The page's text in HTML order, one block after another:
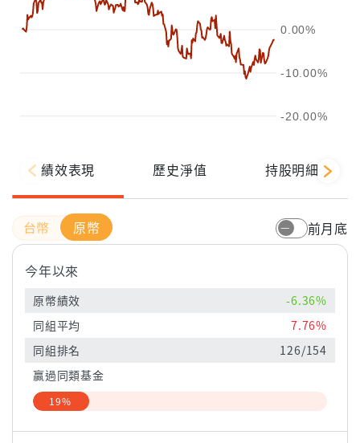
-20.00%
-10.00%
0.00%
績效表現 歷史淨值 持股明細
原幣 前月底
今年以來
原幣績效
-6.36%
同組平均
7.76%
同組排名
126/154
贏過同類基金
19%